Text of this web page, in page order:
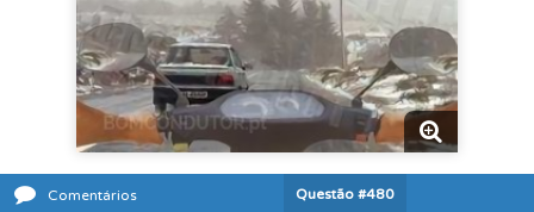
Comentários Questão #480